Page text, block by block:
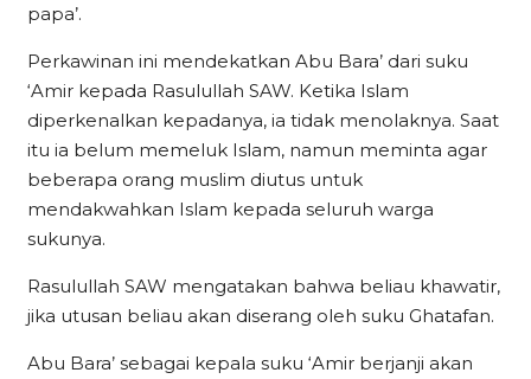
papa’.
Perkawinan ini mendekatkan Abu Bara’ dari suku
‘Amir kepada Rasulullah SAW. Ketika Islam
diperkenalkan kepadanya, ia tidak menolaknya. Saat
itu ia belum memeluk Islam, namun meminta agar
beberapa orang muslim diutus untuk
mendakwahkan Islam kepada seluruh warga
sukunya.
Rasulullah SAW mengatakan bahwa beliau khawatir,
jika utusan beliau akan diserang oleh suku Ghatafan.
Abu Bara’ sebagai kepala suku ‘Amir berjanji akan